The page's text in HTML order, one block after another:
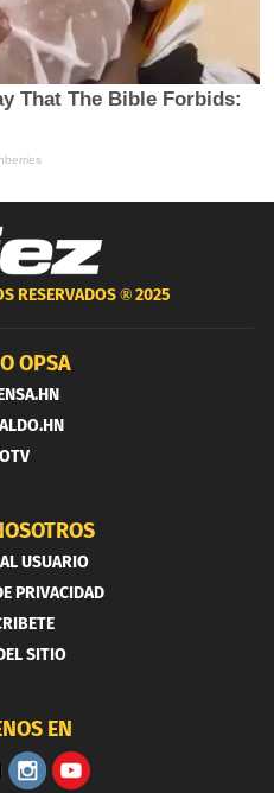
RESERVADOS ®2025
OPSA
USUARIO
PRIVACIDAD
SITIO
EN